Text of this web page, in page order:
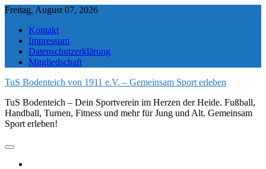
Skip
content
Freitag, August 07, 2026
Kontakt
Impressum
Datenschutzerklärung
Mitgliedschaft
TuS Bodenteich von 1911 e.V. – Gemeinsam Sport erleben
TuS Bodenteich – Dein Sportverein im Herzen der Heide. Fußball,
Handball, Turnen, Fitness und mehr für Jung und Alt. Gemeinsam
Sport erleben!